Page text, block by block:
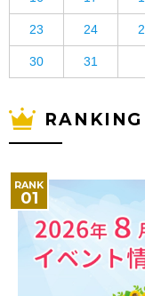
23 24
30 31
RANKING